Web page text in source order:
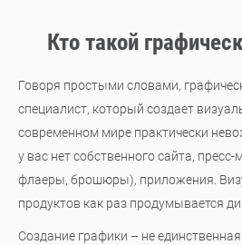
Кто такой
Говоря простыми словами,
специалист, который создает
современном мире практически
у вас нет собственного сайта,
флаеры, брошюры), приложения.
продуктов как раз продумывается
Создание графики – не